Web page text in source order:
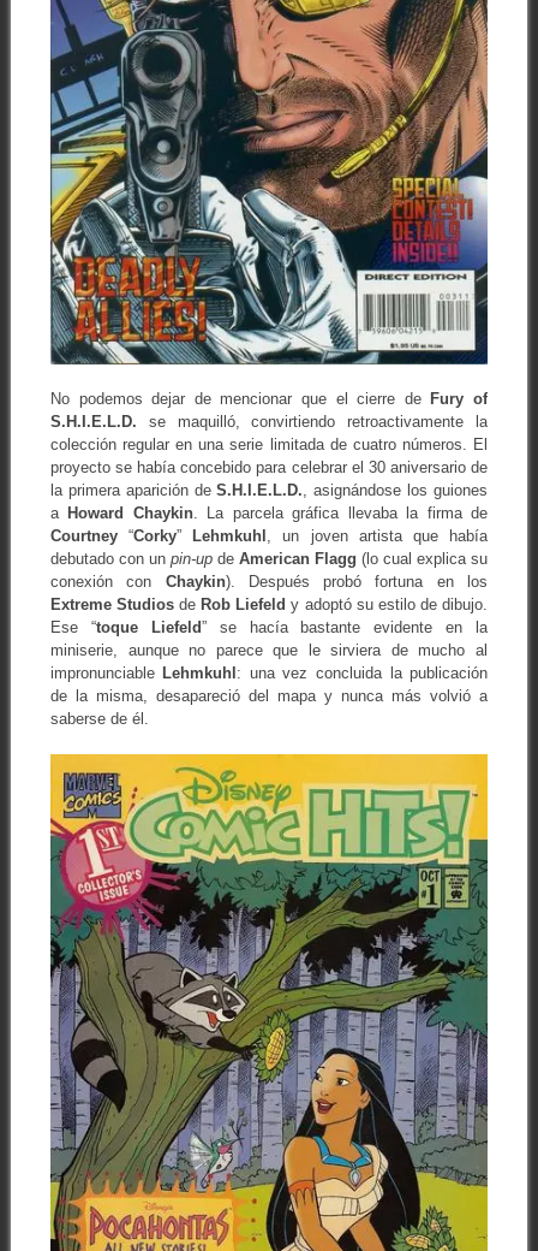
No podemos dejar de mencionar que el cierre de Fury of
S.H.I.E.L.D. se maquilló, convirtiendo retroactivamente la
colección regular en una serie limitada de cuatro números. El
proyecto se había concebido para celebrar el 30 aniversario de
la primera aparición deS.H.I.E.L.D., asignándose los guiones
a Howard Chaykin. La parcela gráfica llevaba la firma de
Courtney“Corky” Lehmkuhl , un joven artista que había
debutado con un pin-upde American Flagg (lo cual explica su
conexión con Chaykin). Después probó fortuna en los
Extreme Studios de Rob Liefeld y adoptó su estilo de dibujo.
Ese “toque Liefeld” se hacía bastante evidente en la
miniserie, aunque no parece que le sirviera de mucho al
impronunciable Lehmkuhl : una vez concluida la publicación
de la misma, desapareció del mapa y nunca más volvió a
saberse de él.